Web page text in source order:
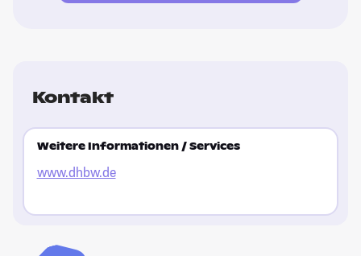
Kontakt
Weitere Informationen / Services
www.dhbw.de